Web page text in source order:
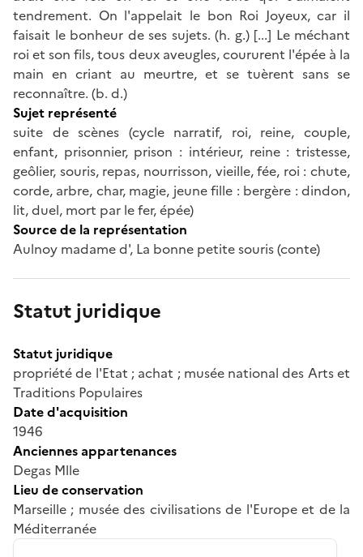
tendrement. On l'appelait le bon Roi Joyeux, car il
faisait le bonheur de ses sujets. (h. g.) [...] Le méchant
roi et son fils, tous deux aveugles, coururent l'épée à la
main en criant au meurtre, et se tuèrent sans se
reconnaître. (b. d.)
Sujet représenté
suite de scènes (cycle narratif, roi, reine, couple,
enfant, prisonnier, prison : intérieur, reine : tristesse,
geôlier, souris, repas, nourrisson, vieille, fée, roi : chute,
corde, arbre, char, magie, jeune fille : bergère : dindon,
lit, duel, mort par le fer, épée)
Source de la représentation
Aulnoy madame d', La bonne petite souris (conte)
Statut juridique
Statut juridique
propriété de l'Etat ; achat ; musée national des Arts et
Traditions Populaires
Date d'acquisition
1946
Anciennes appartenances
Degas Mlle
Lieu de conservation
Marseille ; musée des civilisations de l'Europe et de la
Méditerranée